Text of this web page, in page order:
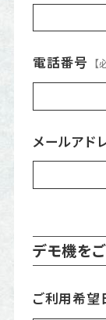
電話番号 【
メールアド
デモ機を
ご利用希望